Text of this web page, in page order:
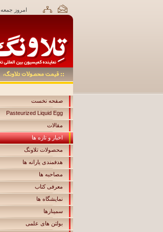
امروز جمعه ۱۶ مرداد ۱۴۰۵ , ۲۴ صفر ۱۴۴۸,
صفحه نخست
Pasteurized Liquid Egg
مقالات
اخبار و تازه ها
محصولات تلاونگ
هدفمندی یارانه ها
مصاحبه ها
معرفی کتاب
نمایشگاه ها
سمینارها
بولتن های علمی